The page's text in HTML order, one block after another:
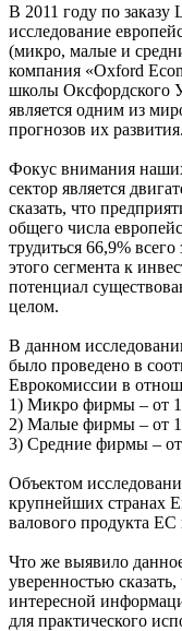
В 2011 году по заказу
исследование
(микро, малые и
компания «Oxford
школы Оксфордского
является одним из
прогнозов их развития.
Фокус внимания
сектор является
сказать, что
общего числа
трудиться 66,9%
этого сегмента к
потенциал
целом.
В данном
было проведено в
Еврокомиссии в
1) Микро фирмы – от 1
2) Малые фирмы – от
3) Средние фирмы – от
Объектом
крупнейших странах
валового продукта
Что же выявило
уверенностью
интересной
для практического